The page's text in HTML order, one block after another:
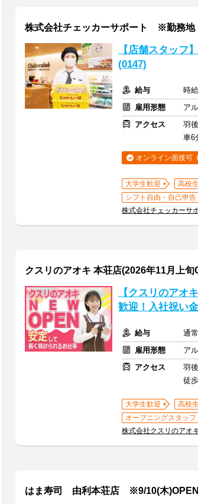
株式会社チェッカーサポート ※勤務
【店舗スタッフ
(0147)
給与
時
雇用形態
ア
アクセス
羽
車6
オンライン面接可
大学生歓迎 高校
シフト自由・自己申告
株式会社チェッカーサ
クスリのアオキ 本荘店(2026年11月上旬
【クスリのアオ
歓迎！入社祝い
給与
通
雇用形態
ア
アクセス
羽
徒
大学生歓迎 高校
オープニングスタッフ
株式会社クスリのアオ
はま寿司 由利本荘店 ※9/10(木)OPEN